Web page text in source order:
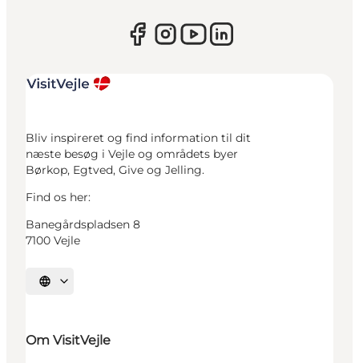
Bliv inspireret og find information til dit
næste besøg i Vejle og områdets byer
Børkop, Egtved, Give og Jelling.
Find os her:
Banegårdspladsen 8
7100 Vejle
Vælg sprog
Om VisitVejle